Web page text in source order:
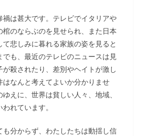
は甚大です。テレビでイタリアや
のならぶのを見せられ、また日本
悲しみに暮れる家族の姿を見ると
も、最近のテレビのニュースは見
が殺されたり、差別やヘイトが激し
はなんと考えてよいか分かりませ
えに、世界は貧しい人々、地域、
れています。
も分からず、わたしたちは動揺し信